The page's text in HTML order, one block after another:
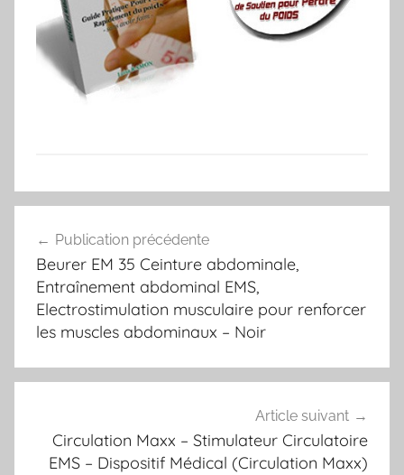
de
l’article
Publication précédente
Beurer EM 35 Ceinture abdominale,
Entraînement abdominal EMS,
Electrostimulation musculaire pour renforcer
les muscles abdominaux – Noir
Article suivant
Circulation Maxx – Stimulateur Circulatoire
EMS – Dispositif Médical (Circulation Maxx)